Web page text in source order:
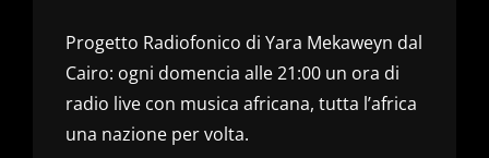
Progetto Radiofonico di Yara Mekaweyn dal
Cairo: ogni domencia alle 21:00 un ora di
radio live con musica africana, tutta l’africa
una nazione per volta.